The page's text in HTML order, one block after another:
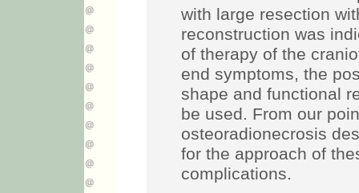
with large resection
reconstruction was
of therapy of the
end symptoms, the
shape and functional
be used. From our
osteoradionecrosis
for the approach of
complications.